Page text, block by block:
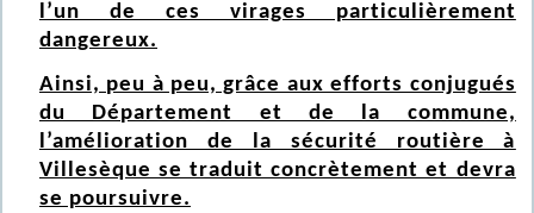
l’un de ces virages particulièrement
dangereux.
Ainsi, peu à peu, grâce aux efforts conjugués
du Département et de la commune,
l’amélioration de la sécurité routière à
Villesèque se traduit concrètement et devra
se poursuivre.